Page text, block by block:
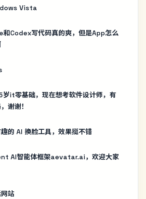
Vista
Codex写代码真的爽，但是App怎么
岁it零基础，现在想考软件设计师，有
谢谢！
的 AI 换脸工具，效果挺不错
AI智能体框架aevatar.ai，欢迎大家
站